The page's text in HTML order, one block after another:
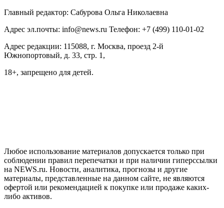
Главный редактор: Сабурова Ольга Николаевна
Адрес эл.почты: info@news.ru Телефон: +7 (499) 110-01-02
Адрес редакции: 115088, г. Москва, проезд 2-й
Южнопортовый, д. 33, стр. 1,
18+, запрещено для детей.
Любое использование материалов допускается только при
соблюдении правил перепечатки и при наличии гиперссылки
на NEWS.ru. Новости, аналитика, прогнозы и другие
материалы, представленные на данном сайте, не являются
офертой или рекомендацией к покупке или продаже каких-
либо активов.